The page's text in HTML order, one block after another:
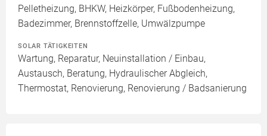
Pelletheizung, BHKW, Heizkörper, Fußbodenheizung,
Badezimmer, Brennstoffzelle, Umwälzpumpe
SOLAR TÄTIGKEITEN
Wartung, Reparatur, Neuinstallation / Einbau,
Austausch, Beratung, Hydraulischer Abgleich,
Thermostat, Renovierung, Renovierung / Badsanierung